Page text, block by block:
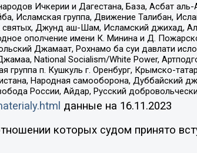
Ичкерии и Дагестана, База, Асбат аль-
Исламская группа, Движение Талибан,
Джунд аш-Шам, Исламский джихад,
ополчение имени К. Минина и Д.
Джамаат, Рохнамо ба суи давлати
National Socialism/White Power,
группа п. Кушкуль г. Оренбург, Крымско-
Народная самооборона, Дуббайский
России, Айдар, Русский
данные на 16.11.2023
которых судом принято